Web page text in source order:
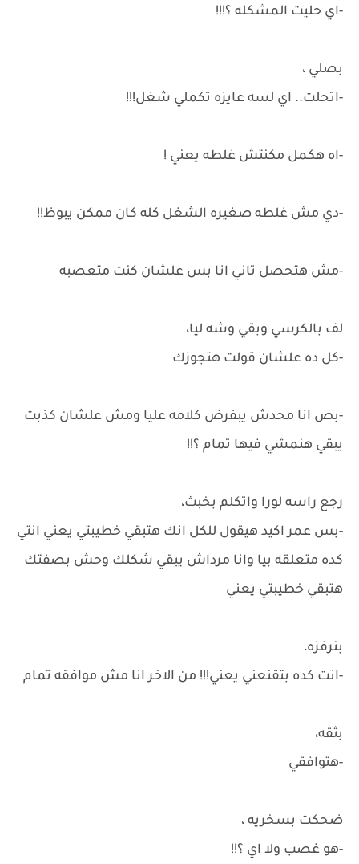
-اي حليت المشكله ؟!!!
بصلي ،
-اتحلت.. اي لسه عايزه تكملي شغل!!!
-اه هكمل مكنتش غلطه يعني !
-دي مش غلطه صغيره الشغل كله كان ممكن يبوظ!!
-مش هتحصل تاني انا بس علشان كنت متعصبه
لف بالكرسي وبقي وشه ليا،
-كل ده علشان قولت هتجوزك
-بص انا محدش يبفرض كلامه عليا ومش علشان كذبت
يبقي هنمشي فيها تمام ؟!!
رجع راسه لورا واتكلم بخبث،
-بس عمر اكيد هيقول للكل انك هتبقي خطيبتي يعني انتي
كده متعلقه بيا وانا مرداش يبقي شكلك وحش بصفتك
هتبقي خطيبتي يعني
بنرفزه،
-انت كده بتقنعني يعني!!! من الاخر انا مش موافقه تمام
بثقه،
-هتوافقي
ضحكت بسخريه ،
-هو غصب ولا اي ؟!!